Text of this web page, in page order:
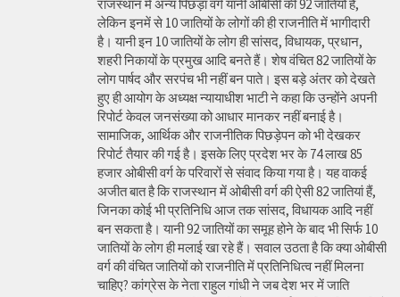
राजस्थान में अन्य पिछड़ा वर्ग यानी ओबीसी की 92 जातियों हैं,
लेकिन इनमें से 10 जातियों के लोगों की ही राजनीति में भागीदारी
है। यानी इन 10 जातियों के लोग ही सांसद, विधायक, प्रधान,
शहरी निकायों के प्रमुख आदि बनते हैं। शेष वंचित 82 जातियों के
लोग पार्षद और सरपंच भी नहीं बन पाते। इस बड़े अंतर को देखते
हुए ही आयोग के अध्यक्ष न्यायाधीश भाटी ने कहा कि उन्होंने अपनी
रिपोर्ट केवल जनसंख्या को आधार मानकर नहीं बनाई है।
सामाजिक, आर्थिक और राजनीतिक पिछड़ेपन को भी देखकर
रिपोर्ट तैयार की गई है। इसके लिए प्रदेश भर के 74 लाख 85
हजार ओबीसी वर्ग के परिवारों से संवाद किया गया है। यह वाकई
अजीत बात है कि राजस्थान में ओबीसी वर्ग की ऐसी 82 जातियां हैं,
जिनका कोई भी प्रतिनिधि आज तक सांसद, विधायक आदि नहीं
बन सकता है। यानी 92 जातियों का समूह होने के बाद भी सिर्फ 10
जातियों के लोग ही मलाई खा रहे हैं। सवाल उठता है कि क्या ओबीसी
वर्ग की वंचित जातियों को राजनीति में प्रतिनिधित्व नहीं मिलना
चाहिए? कांग्रेस के नेता राहुल गांधी ने जब देश भर में जाति